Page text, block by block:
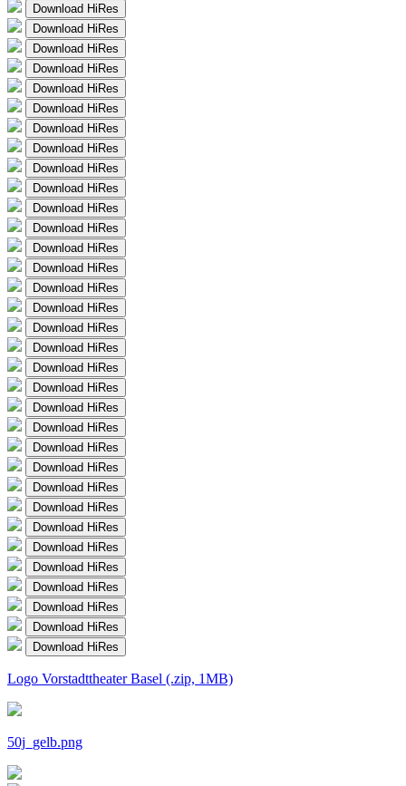
Download HiRes
Download HiRes
Download HiRes
Download HiRes
Download HiRes
Download HiRes
Download HiRes
Download HiRes
Download HiRes
Download HiRes
Download HiRes
Download HiRes
Download HiRes
Download HiRes
Download HiRes
Download HiRes
Download HiRes
Download HiRes
Download HiRes
Download HiRes
Download HiRes
Download HiRes
Download HiRes
Download HiRes
Download HiRes
Download HiRes
Download HiRes
Download HiRes
Download HiRes
Download HiRes
Download HiRes
Download HiRes
Download HiRes
Logo Vorstadttheater Basel (.zip, 1MB)
50j_gelb.png